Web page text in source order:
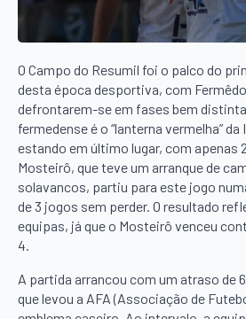
O Campo do Resumil foi o palco do
desta época desportiva, com
defrontarem-se em fases bem
fermedense é o “lanterna vermelha”
estando em último lugar, com apenas
Mosteirô, que teve um arranque de
solavancos, partiu para este jogo
de 3 jogos sem perder. O resultado
equipas, já que o Mosteirô venceu
4.
A partida arrancou com um atraso de
que levou a AFA (Associação de